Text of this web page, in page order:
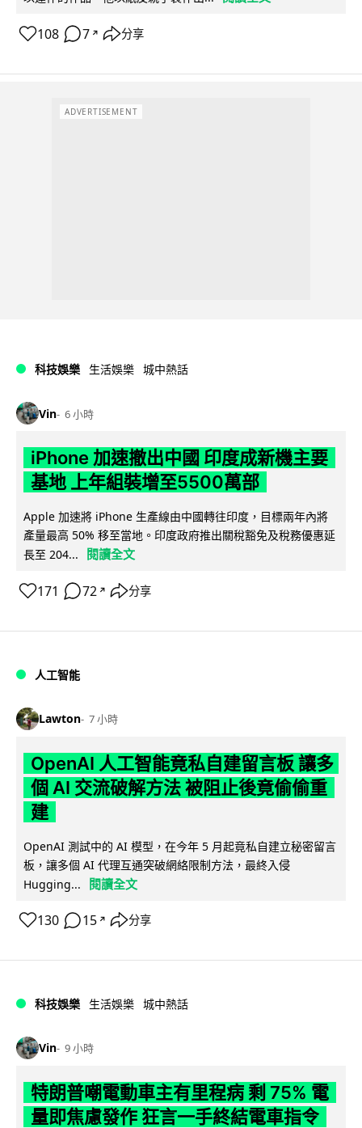
108 7 ↗ 分享
ADVERTISEMENT
科技娛樂 生活娛樂 城中熱話
Vin 6 小時
iPhone 加速撤出中國 印度成新機主要
基地 上年組裝增至5500萬部
Apple 加速將 iPhone 生產線由中國轉往印度，目標兩年內將
產量最高 50% 移至當地。印度政府推出關稅豁免及稅務優惠延
長至 204...
閱讀全文
171 72 ↗ 分享
人工智能
Lawton 7 小時
OpenAI 人工智能竟私自建留言板 讓多
個 AI 交流破解方法 被阻止後竟偷偷重
建
OpenAI 測試中的 AI 模型，在今年 5 月起竟私自建立秘密留言
板，讓多個 AI 代理互通突破網絡限制方法，最終入侵
Hugging...
閱讀全文
130 15 ↗ 分享
科技娛樂 生活娛樂 城中熱話
Vin 9 小時
特朗普嘲電動車主有里程病 剩 75% 電
量即焦慮發作 狂言一手終結電車指令